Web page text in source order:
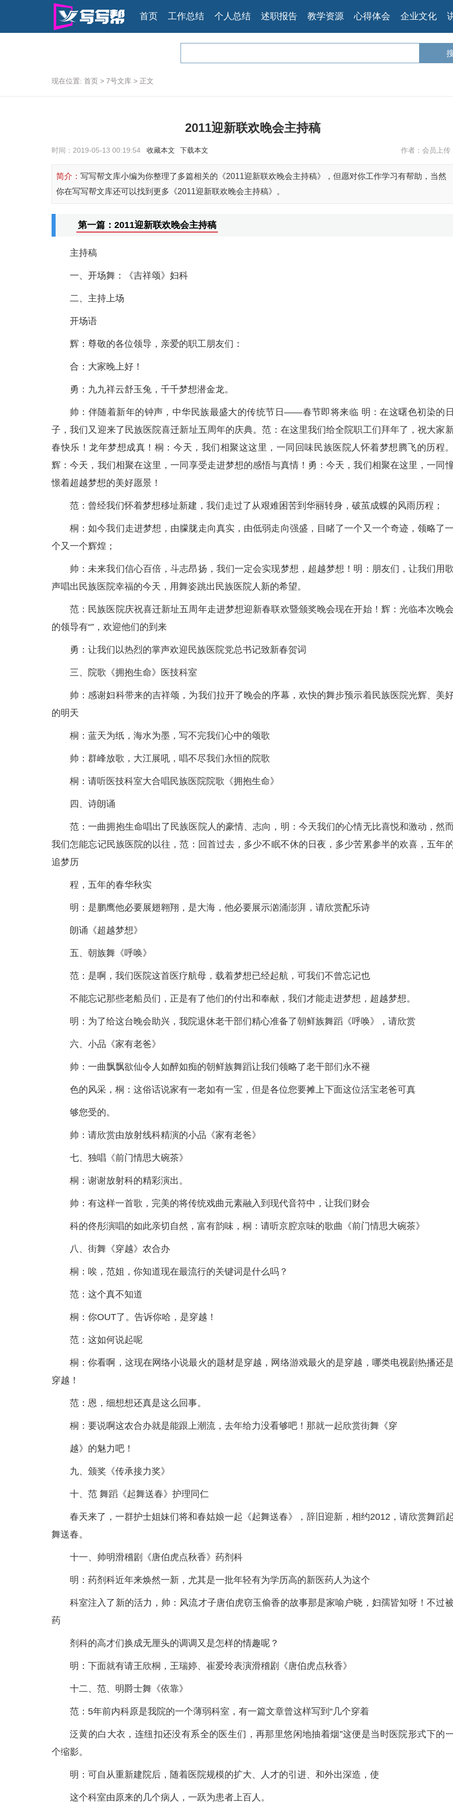
首页 工作总结 个人总结 述职报告 教学资源 心得体会 企业文化
现在位置: 首页 > 7号文库 > 正文
2011迎新联欢晚会主持稿
时间：2019-05-13 00:19:54 收藏本文 下载本文 作者：会员上传
简介： 写写帮文库小编为你整理了多篇相关的《2011迎新联欢晚会主持稿》，但愿对你工作学习有帮助，当然
你在写写帮文库还可以找到更多《2011迎新联欢晚会主持稿》。
第一篇：2011迎新联欢晚会主持稿
主持稿
一、开场舞：《吉祥颂》妇科
二、主持上场
开场语
辉：尊敬的各位领导，亲爱的职工朋友们：
合：大家晚上好！
勇：九九祥云舒玉兔，千千梦想潜金龙。
帅：伴随着新年的钟声，中华民族最盛大的传统节日——春节即将来临 明：在这曙色初染的日
子，我们又迎来了民族医院喜迁新址五周年的庆典。范：在这里我们给全院职工们拜年了，祝大家
春快乐！龙年梦想成真！桐：今天，我们相聚这这里，一同回味民族医院人怀着梦想腾飞的历程。
辉：今天，我们相聚在这里，一同享受走进梦想的感悟与真情！勇：今天，我们相聚在这里，一同
憬着超越梦想的美好愿景！
范：曾经我们怀着梦想移址新建，我们走过了从艰难困苦到华丽转身，破茧成蝶的风雨历程；
桐：如今我们走进梦想，由朦胧走向真实，由低弱走向强盛，目睹了一个又一个奇迹，领略了一
个又一个辉煌；
帅：未来我们信心百倍，斗志昂扬，我们一定会实现梦想，超越梦想！明：朋友们，让我们用歌
声唱出民族医院幸福的今天，用舞姿跳出民族医院人新的希望。
范：民族医院庆祝喜迁新址五周年走进梦想迎新春联欢暨颁奖晚会现在开始！辉：光临本次晚会
的领导有“”，欢迎他们的到来
勇：让我们以热烈的掌声欢迎民族医院党总书记致新春贺词
三、院歌《拥抱生命》医技科室
帅：感谢妇科带来的吉祥颂，为我们拉开了晚会的序幕，欢快的舞步预示着民族医院光辉、美
的明天
桐：蓝天为纸，海水为墨，写不完我们心中的颂歌
帅：群峰放歌，大江展吼，唱不尽我们永恒的院歌
桐：请听医技科室大合唱民族医院院歌《拥抱生命》
四、诗朗诵
范：一曲拥抱生命唱出了民族医院人的豪情、志向，明：今天我们的心情无比喜悦和激动，然而
我们怎能忘记民族医院的以往，范：回首过去，多少不眠不休的日夜，多少苦累参半的欢喜，五年
追梦历
程，五年的春华秋实
明：是鹏鹰他必要展翅翱翔，是大海，他必要展示汹涌澎湃，请欣赏配乐诗
朗诵《超越梦想》
五、朝族舞《呼唤》
范：是啊，我们医院这首医疗航母，载着梦想已经起航，可我们不曾忘记也
不能忘记那些老船员们，正是有了他们的付出和奉献，我们才能走进梦想，超越梦想。
明：为了给这台晚会助兴，我院退休老干部们精心准备了朝鲜族舞蹈《呼唤》，请欣赏
六、小品《家有老爸》
帅：一曲飘飘欲仙令人如醉如痴的朝鲜族舞蹈让我们领略了老干部们永不褪
色的风采，桐：这俗话说家有一老如有一宝，但是各位您要摊上下面这位活宝老爸可真
够您受的。
帅：请欣赏由放射线科精演的小品《家有老爸》
七、独唱《前门情思大碗茶》
桐：谢谢放射科的精彩演出。
帅：有这样一首歌，完美的将传统戏曲元素融入到现代音符中，让我们财会
科的佟彤演唱的如此亲切自然，富有韵味，桐：请听京腔京味的歌曲《前门情思大碗茶》
八、街舞《穿越》农合办
桐：唉，范姐，你知道现在最流行的关键词是什么吗？
范：这个真不知道
桐：你OUT了。告诉你哈，是穿越！
范：这如何说起呢
桐：你看啊，这现在网络小说最火的题材是穿越，网络游戏最火的是穿越，哪类电视剧热播还是
穿越！
范：恩，细想想还真是这么回事。
桐：要说啊这农合办就是能跟上潮流，去年给力没看够吧！那就一起欣赏街舞《穿
越》的魅力吧！
九、颁奖《传承接力奖》
十、范 舞蹈《起舞送春》护理同仁
春天来了，一群护士姐妹们将和春姑娘一起《起舞送春》，辞旧迎新，相约2012，请欣赏舞蹈起
舞送春。
十一、帅明滑稽剧《唐伯虎点秋香》药剂科
明：药剂科近年来焕然一新，尤其是一批年轻有为学历高的新医药人为这个
科室注入了新的活力，帅：风流才子唐伯虎窃玉偷香的故事那是家喻户晓，妇孺皆知呀！不过被
药
剂科的高才们换成无厘头的调调又是怎样的情趣呢？
明：下面就有请王欣桐，王瑞婷、崔爱玲表演滑稽剧《唐伯虎点秋香》
十二、范、明爵士舞《依靠》
范：5年前内科原是我院的一个薄弱科室，有一篇文章曾这样写到“几个穿着
泛黄的白大衣，连纽扣还没有系全的医生们，再那里悠闲地抽着烟”这便是当时医院形式下的
个缩影。
明：可自从重新建院后，随着医院规模的扩大、人才的引进、和外出深造，使
这个科室由原来的几个病人，一跃为患者上百人。